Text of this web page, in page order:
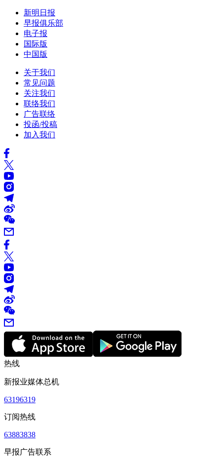
新明日报
早报俱乐部
电子报
国际版
中国版
关于我们
常见问题
关注我们
联络我们
广告联络
投函/投稿
加入我们
热线
新报业媒体总机
63196319
订阅热线
63883838
早报广告联系